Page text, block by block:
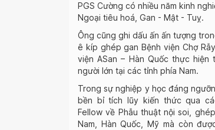
PGS Cường có nhiều năm kinh
Ngoại tiêu hoá, Gan - Mật - Tuỵ.
Ông cũng ghi dấu ấn ấn tượng
ê kíp ghép gan Bệnh viện Chợ
viện ASan – Hàn Quốc thực
người lớn tại các tỉnh phía Nam.
Trong sự nghiệp y học đáng
bền bỉ tích lũy kiến thức qua
Fellow về Phẫu thuật nội soi,
Nam, Hàn Quốc, Mỹ mà còn